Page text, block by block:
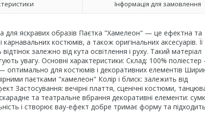
Інформація для замовлення
яскравих образів Паєтка "Хамелеон" — це ефектна та
костюмів, а також оригінальних аксесуарів. Її
залежно від кута освітлення і руху. Такий матеріал
увагу. Основні характеристики: Склад: 100%
оптимально для костюмів і декоративних елементів
паєтками "хамелеон" Колір і блиск: залежить від
Застосування: вечірні плаття, сценічні костюми,
та театральне вбрання декоративні елементи:
і створює вау-ефект добре тримає форму та